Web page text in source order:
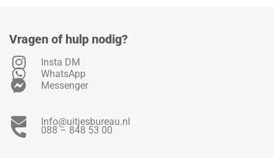
Vragen of hulp nodig?
Insta DM
WhatsApp
Messenger
Info@uitjesbureau.nl
088 – 848 53 00